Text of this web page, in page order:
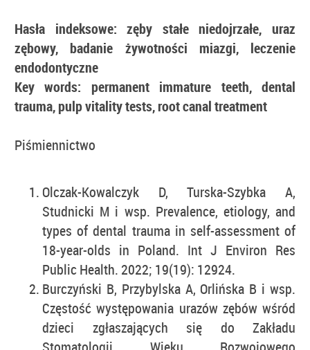
Hasła indeksowe: zęby stałe niedojrzałe, uraz
zębowy, badanie żywotności miazgi, leczenie
endodontyczne
Key words: permanent immature teeth, dental
trauma, pulp vitality tests, root canal treatment
Piśmiennictwo
Olczak-Kowalczyk D, Turska-Szybka A,
Studnicki M i wsp. Prevalence, etiology, and
types of dental trauma in self-assessment of
18-year-olds in Poland. Int J Environ Res
Public Health. 2022; 19(19): 12924.
Burczyński B, Przybylska A, Orlińska B i wsp.
Częstość występowania urazów zębów wśród
dzieci zgłaszających się do Zakładu